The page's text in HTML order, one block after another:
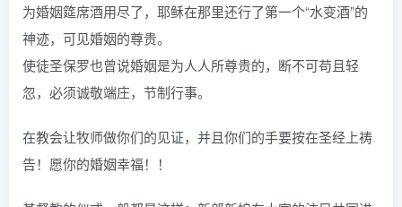
为婚姻筵席酒用尽了，耶稣在那里还行了第一个“水变酒”的
神迹，可见婚姻的尊贵。
使徒圣保罗也曾说婚姻是为人人所尊贵的，断不可苟且轻
忽，必须诚敬端庄，节制行事。
在教会让牧师做你们的见证，并且你们的手要按在圣经上祷
告！愿你的婚姻幸福！！